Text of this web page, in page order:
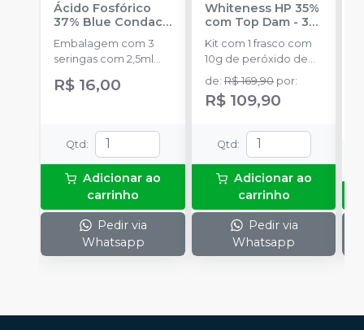
Ácido Fosfórico
37% Blue Condac-
FGM
Embalagem com 3
seringas com 2,5ml
cada uma e 3
ponteiras para
R$ 16,00
Qtd :
Adicionar ao
carrinho
Pedir via
Whatsapp
Whiteness HP 35%
com Top Dam - 3
Pacientes
Kit com 1 frasco com
10g de peróxido de
hidrogênio
concentrado + 1 frasco
com 5g de
com 2g de solução
Neutralize
(neutralizante de
peróxidos) + 1
espátula e uma placa
para preparo do gel e
1 Top Dam com 2g.
de: R$ 169,90 por:
R$ 109,90
Qtd :
Adicionar ao
carrinho
Pedir via
Whatsapp